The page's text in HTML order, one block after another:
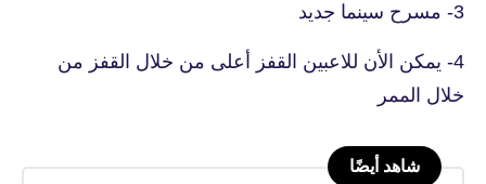
3- مسرح سينما جديد
4- يمكن الأن للاعبين القفز أعلى من خلال القفز من
خلال الممر
شاهد أيضًا